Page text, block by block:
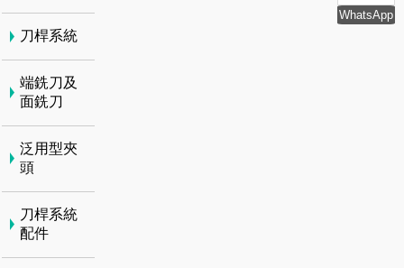
WhatsApp
刀桿系統
端銑刀及
面銑刀
泛用型夾
頭
刀桿系統
配件